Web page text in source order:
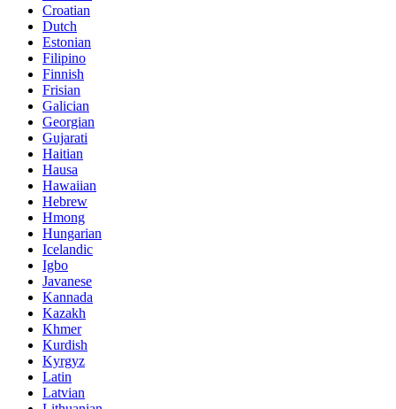
Croatian
Dutch
Estonian
Filipino
Finnish
Frisian
Galician
Georgian
Gujarati
Haitian
Hausa
Hawaiian
Hebrew
Hmong
Hungarian
Icelandic
Igbo
Javanese
Kannada
Kazakh
Khmer
Kurdish
Kyrgyz
Latin
Latvian